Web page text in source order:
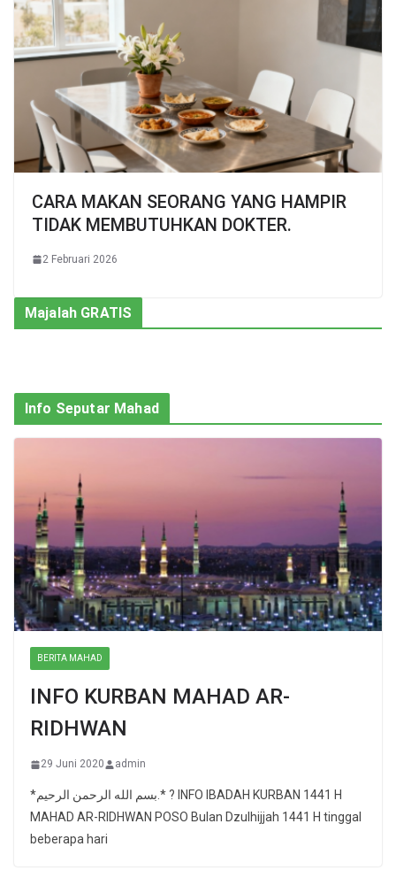
CARA MAKAN SEORANG YANG HAMPIR
TIDAK MEMBUTUHKAN DOKTER.
2 Februari 2026
Majalah GRATIS
Info Seputar Mahad
BERITA MAHAD
INFO KURBAN MAHAD AR-
RIDHWAN
29 Juni 2020 admin
*بسم الله الرحمن الرحيم.* ? INFO IBADAH KURBAN 1441 H
MAHAD AR-RIDHWAN POSO Bulan Dzulhijjah 1441 H tinggal
beberapa hari